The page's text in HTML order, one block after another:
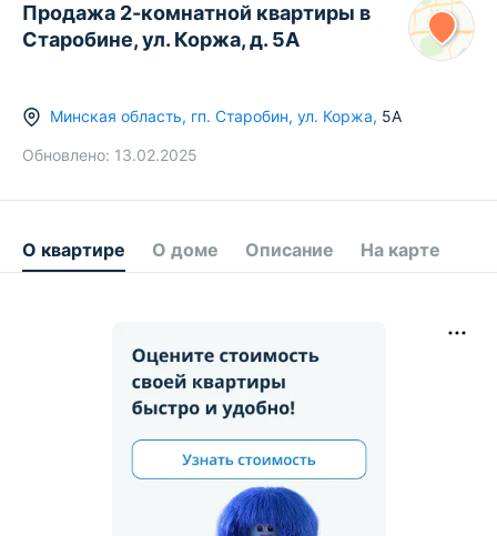
Продажа 2-комнатной квартиры в
Старобине, ул. Коржа, д. 5А
Минская область, гп. Старобин, ул. Коржа, 5А
Обновлено: 13.02.2025
О квартире О доме Описание На карте